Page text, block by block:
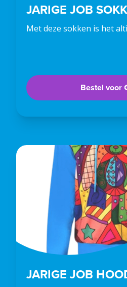
JARIGE JOB
Met deze sokken is het
Bestel voor
JARIGE JOB